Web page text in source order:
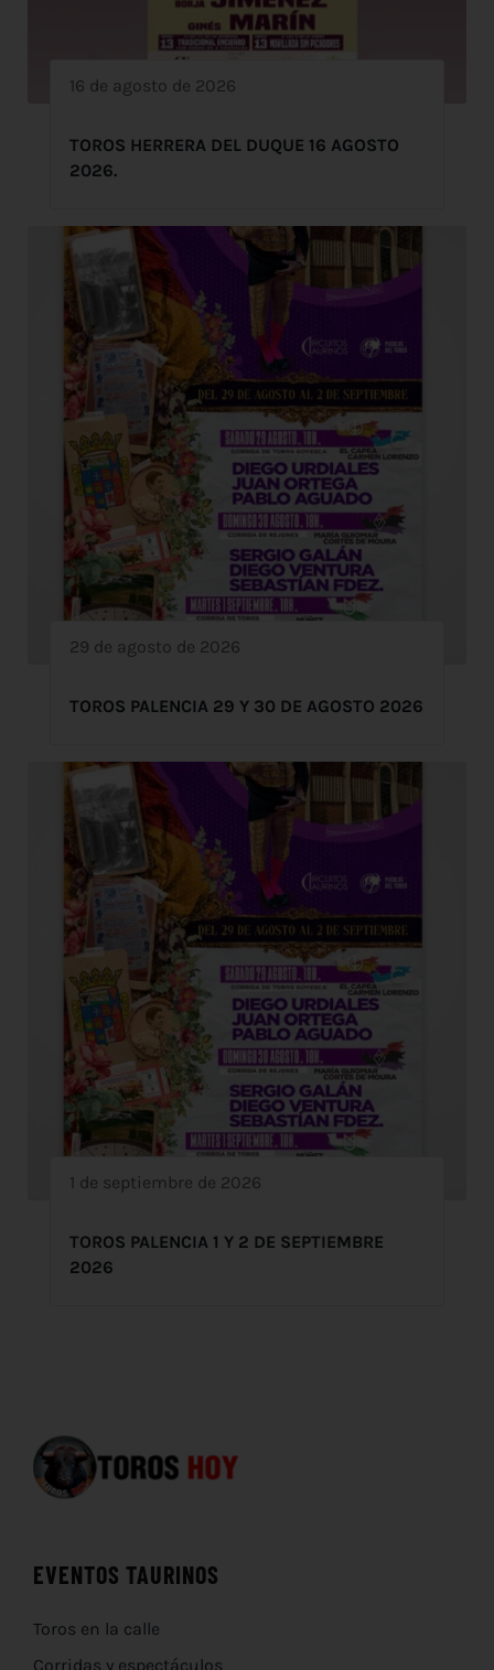
16 de agosto de 2026
TOROS HERRERA DEL DUQUE 16 AGOSTO
2026.
29 de agosto de 2026
TOROS PALENCIA 29 Y 30 DE AGOSTO 2026
1 de septiembre de 2026
TOROS PALENCIA 1 Y 2 DE SEPTIEMBRE
2026
EVENTOS TAURINOS
Toros en la calle
Corridas y espectáculos